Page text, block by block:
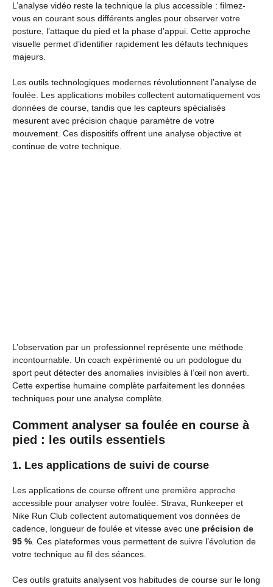
L’analyse vidéo reste la technique la plus accessible : filmez-
vous en courant sous différents angles pour observer votre
posture, l’attaque du pied et la phase d’appui. Cette approche
visuelle permet d’identifier rapidement les défauts techniques
majeurs.
Les outils technologiques modernes révolutionnent l’analyse de
foulée. Les applications mobiles collectent automatiquement vos
données de course, tandis que les capteurs spécialisés
mesurent avec précision chaque paramètre de votre
mouvement. Ces dispositifs offrent une analyse objective et
continue de votre technique.
L’observation par un professionnel représente une méthode
incontournable. Un coach expérimenté ou un podologue du
sport peut détecter des anomalies invisibles à l’œil non averti.
Cette expertise humaine complète parfaitement les données
techniques pour une analyse complète.
Comment analyser sa foulée en course à
pied : les outils essentiels
1. Les applications de suivi de course
Les applications de course offrent une première approche
accessible pour analyser votre foulée. Strava, Runkeeper et
Nike Run Club collectent automatiquement vos données de
cadence, longueur de foulée et vitesse avec une précision de
95 % . Ces plateformes vous permettent de suivre l’évolution de
votre technique au fil des séances.
Ces outils gratuits analysent vos habitudes de course sur le long